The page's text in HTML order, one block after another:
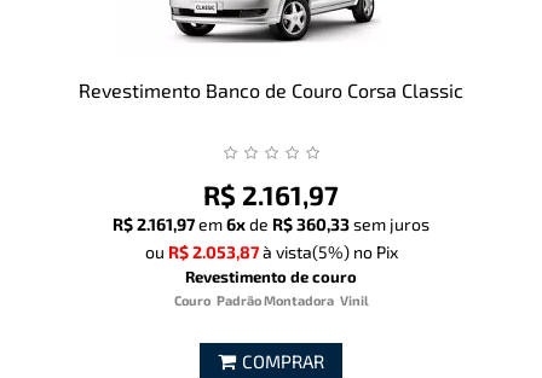
Revestimento Banco de Couro Corsa Classic
R$ 2.161,97
R$ 2.161,97em6xde R$ 360,33sem juros
ou R$ 2.053,87à vista(5%)no Pix
Revestimento de couro
Couro Padrão Montadora Vinil
COMPRAR